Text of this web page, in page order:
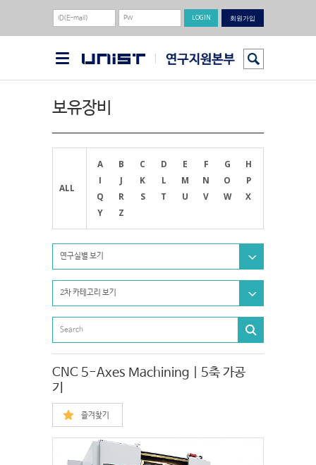
회원가입
보유장비
ALL
A B C D E F G
H
I
J K L M N O
P
Q
R S T U V W
X
Y
Z
연구실별 보기
2차 카테고리 보기
CNC 5-Axes Machining | 5축 가공
기
즐겨찾기